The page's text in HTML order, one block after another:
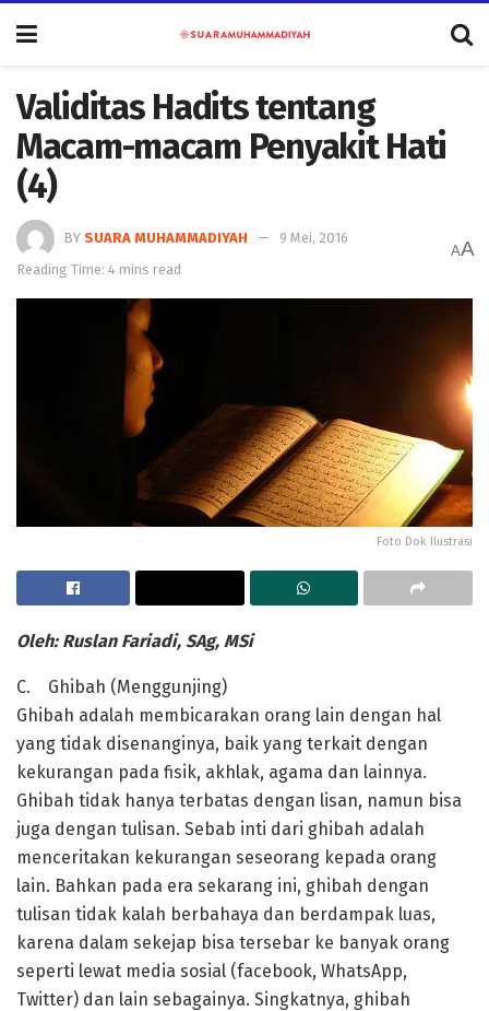
Validitas Hadits tentang
Macam-macam Penyakit Hati
(4)
BY SUARA MUHAMMADIYAH
9 Mei, 2016
Reading Time: 4 mins read
AA
Foto Dok Ilustrasi
Oleh: Ruslan Fariadi, SAg, MSi
C. Ghibah (Menggunjing)
Ghibah adalah membicarakan orang lain dengan hal
yang tidak disenanginya, baik yang terkait dengan
kekurangan pada fisik, akhlak, agama dan lainnya.
Ghibah tidak hanya terbatas dengan lisan, namun bisa
juga dengan tulisan. Sebab inti dari ghibah adalah
menceritakan kekurangan seseorang kepada orang
lain. Bahkan pada era sekarang ini, ghibah dengan
tulisan tidak kalah berbahaya dan berdampak luas,
karena dalam sekejap bisa tersebar ke banyak orang
seperti lewat media sosial (facebook, WhatsApp,
Twitter) dan lain sebagainya. Singkatnya, ghibah